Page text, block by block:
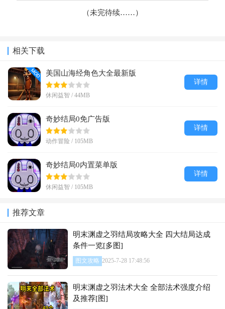
（未完待续……）
相关下载
美国山海经角色大全最新版
休闲益智 / 44MB
详情
奇妙结局0免广告版
动作冒险 / 105MB
详情
奇妙结局0内置菜单版
休闲益智 / 105MB
详情
推荐文章
明末渊虚之羽结局攻略大全 四大结局达成
条件一览[多图]
图文攻略 2025-7-28 17:48:56
明末渊虚之羽法术大全 全部法术强度介绍
及推荐[图]